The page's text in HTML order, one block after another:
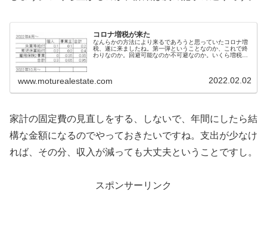
コロナ増税が来た
なんらかの方法により来るであろうと思っていたコロナ増
税、遂に来ましたね。第一弾ということなのか、これで終
わりなのか。回避可能なのか不可避なのか。いくら増税な
www.moturealestate.com 2022.02.02
家計の固定費の見直しをする、しないで、年間にしたら結
構な金額になるのでやっておきたいですね。支出が少なけ
れば、その分、収入が減っても大丈夫ということですし。
スポンサーリンク